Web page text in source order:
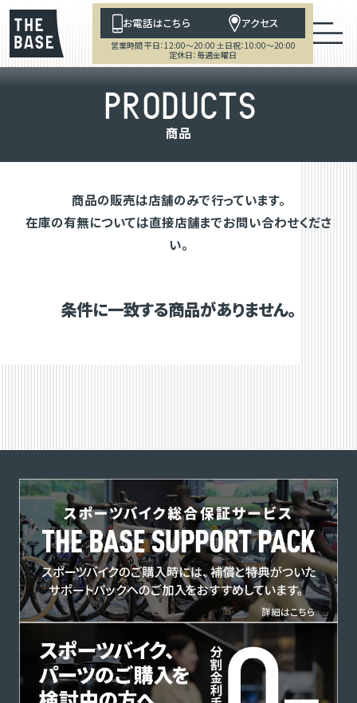
お電話はこちら アクセス
営業時間 平日：12:00～20:00 土日祝：10:00～20:00
定休日：毎週金曜日
PRODUCTS
商品
商品の販売は店舗のみで行っています。
在庫の有無については直接店舗までお問い合わせくださ
い。
条件に一致する商品がありません。